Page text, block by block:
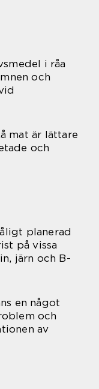
i råa
och
mat är lättare
och
planerad
på vissa
järn och B-
en något
och
av